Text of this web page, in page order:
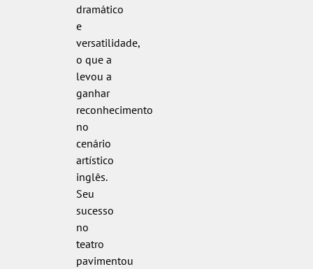
dramático
e
versatilidade,
o que a
levou a
ganhar
reconhecimento
no
cenário
artístico
inglês.
Seu
sucesso
no
teatro
pavimentou